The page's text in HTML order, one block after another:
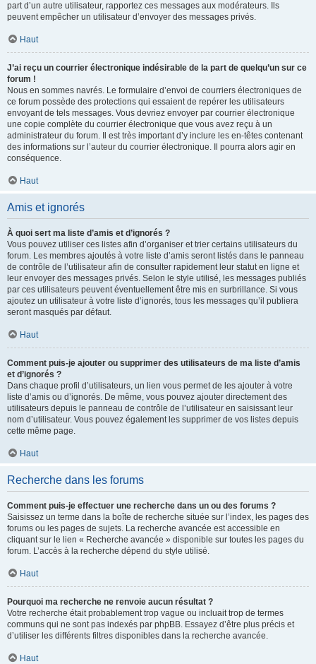
part d’un autre utilisateur, rapportez ces messages aux modérateurs. Ils
peuvent empêcher un utilisateur d’envoyer des messages privés.
Haut
J’ai reçu un courrier électronique indésirable de la part de quelqu’un sur ce
forum !
Nous en sommes navrés. Le formulaire d’envoi de courriers électroniques de
ce forum possède des protections qui essaient de repérer les utilisateurs
envoyant de tels messages. Vous devriez envoyer par courrier électronique
une copie complète du courrier électronique que vous avez reçu à un
administrateur du forum. Il est très important d’y inclure les en-têtes contenant
des informations sur l’auteur du courrier électronique. Il pourra alors agir en
conséquence.
Haut
Amis et ignorés
À quoi sert ma liste d’amis et d’ignorés ?
Vous pouvez utiliser ces listes afin d’organiser et trier certains utilisateurs du
forum. Les membres ajoutés à votre liste d’amis seront listés dans le panneau
de contrôle de l’utilisateur afin de consulter rapidement leur statut en ligne et
leur envoyer des messages privés. Selon le style utilisé, les messages publiés
par ces utilisateurs peuvent éventuellement être mis en surbrillance. Si vous
ajoutez un utilisateur à votre liste d’ignorés, tous les messages qu’il publiera
seront masqués par défaut.
Haut
Comment puis-je ajouter ou supprimer des utilisateurs de ma liste d’amis
et d’ignorés ?
Dans chaque profil d’utilisateurs, un lien vous permet de les ajouter à votre
liste d’amis ou d’ignorés. De même, vous pouvez ajouter directement des
utilisateurs depuis le panneau de contrôle de l’utilisateur en saisissant leur
nom d’utilisateur. Vous pouvez également les supprimer de vos listes depuis
cette même page.
Haut
Recherche dans les forums
Comment puis-je effectuer une recherche dans un ou des forums ?
Saisissez un terme dans la boîte de recherche située sur l’index, les pages des
forums ou les pages de sujets. La recherche avancée est accessible en
cliquant sur le lien « Recherche avancée » disponible sur toutes les pages du
forum. L’accès à la recherche dépend du style utilisé.
Haut
Pourquoi ma recherche ne renvoie aucun résultat ?
Votre recherche était probablement trop vague ou incluait trop de termes
communs qui ne sont pas indexés par phpBB. Essayez d’être plus précis et
d’utiliser les différents filtres disponibles dans la recherche avancée.
Haut